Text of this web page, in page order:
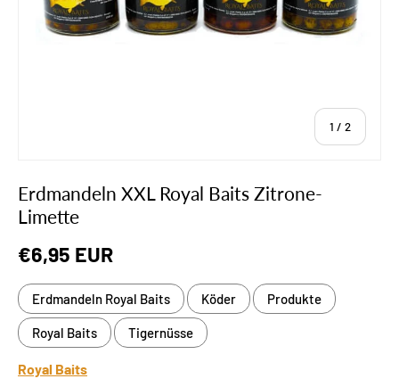
1 / von
2
Erdmandeln XXL Royal Baits Zitrone-
Limette
Normaler Preis
€6,95 EUR
Erdmandeln Royal Baits Köder Produkte
Royal Baits Tigernüsse
Royal Baits